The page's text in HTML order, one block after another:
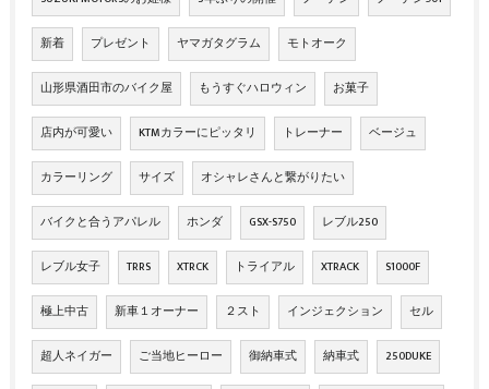
新着 プレゼント ヤマガタグラム モトオーク
山形県酒田市のバイク屋 もうすぐハロウィン お菓子
店内が可愛い KTMカラーにピッタリ トレーナー ベージュ
カラーリング サイズ オシャレさんと繋がりたい
バイクと合うアパレル ホンダ GSX-S750 レブル250
レブル女子 TRRS XTRCK トライアル XTRACK S1000F
極上中古 新車１オーナー ２スト インジェクション セル
超人ネイガー ご当地ヒーロー 御納車式 納車式 250DUKE